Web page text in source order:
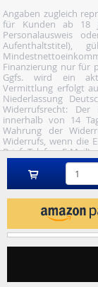
Angaben zugleich
für Kunden ab 18
Personalausweis
Aufenthaltstitel),
Finanzierung nur für
Ggfs. wird ein
Vermittlung erfolgt
Niederlassung
Widerrufsrecht: Der
innerhalb von 14
Wahrung der
Widerrufs, wenn die
Brief, Telefax, E-
S.A. Niederlassung
03/34 69 54-
Nutze unser
Genauere Infos
© 2026 by heise